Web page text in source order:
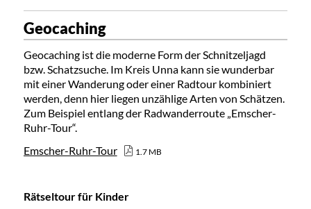
Geocaching
Geocaching ist die moderne Form der Schnitzeljagd
bzw. Schatzsuche. Im Kreis Unna kann sie wunderbar
mit einer Wanderung oder einer Radtour kombiniert
werden, denn hier liegen unzählige Arten von Schätzen.
Zum Beispiel entlang der Radwanderroute „Emscher-
Ruhr-Tour“.
Emscher-Ruhr-Tour
1.7 MB
Rätseltour für Kinder